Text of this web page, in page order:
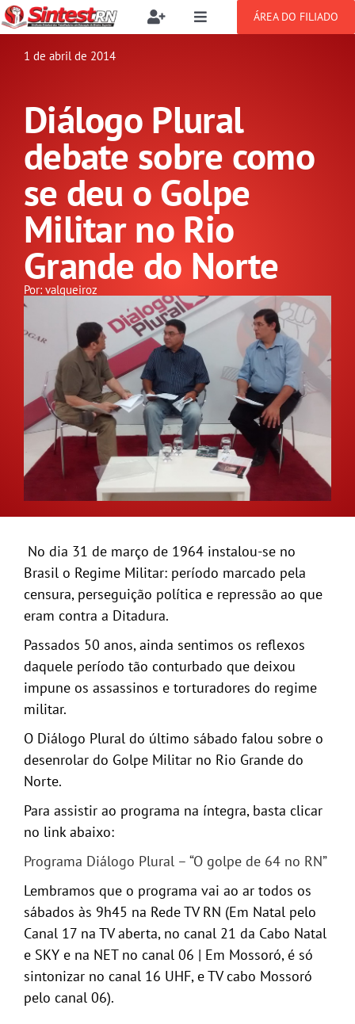
Ir
para
Toggle
Buscar
resultados
Filie-se
Benefícios
Setor jurídico
Toggle
SOBRE
NOTÍCIAS
PUBLICAÇÕES
CONGRESSOS
GREVE
DOCUMENTOS
GALERIA
ÁREA DO FILIADO
1 de abril de 2014
Diálogo Plural
debate sobre como
se deu o Golpe
Militar no Rio
Grande do Norte
Por: valqueiroz
No dia 31 de março de 1964 instalou-se no
Brasil o Regime Militar: período marcado pela
censura, perseguição política e repressão ao que
eram contra a Ditadura.
Passados 50 anos, ainda sentimos os reflexos
daquele período tão conturbado que deixou
impune os assassinos e torturadores do regime
militar.
O Diálogo Plural do último sábado falou sobre o
desenrolar do Golpe Militar no Rio Grande do
Norte.
Para assistir ao programa na íntegra, basta clicar
no link abaixo:
Programa Diálogo Plural – “O golpe de 64 no RN”
Lembramos que o programa vai ao ar todos os
sábados às 9h45 na Rede TV RN (Em Natal pelo
Canal 17 na TV aberta, no canal 21 da Cabo Natal
e SKY e na NET no canal 06 | Em Mossoró, é só
sintonizar no canal 16 UHF, e TV cabo Mossoró
pelo canal 06).